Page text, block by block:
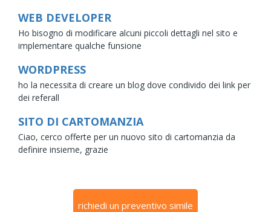
WEB DEVELOPER
Ho bisogno di modificare alcuni piccoli dettagli nel sito e
implementare qualche funsione
WORDPRESS
ho la necessita di creare un blog dove condivido dei link per
dei referall
SITO DI CARTOMANZIA
Ciao, cerco offerte per un nuovo sito di cartomanzia da
definire insieme, grazie
richiedi un preventivo simile